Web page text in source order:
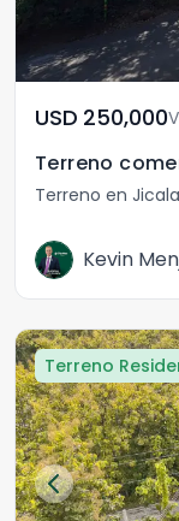
USD	250,000
Terreno en
Kevin
Terreno